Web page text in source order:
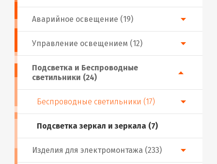
Аварийное освещение (19)
Подсветка и Беспроводные
светильники (24)
Беспроводные светильники (17)
Подсветка зеркал и зеркала (7)
Изделия для электромонтажа (233)
Управление освещением (12)